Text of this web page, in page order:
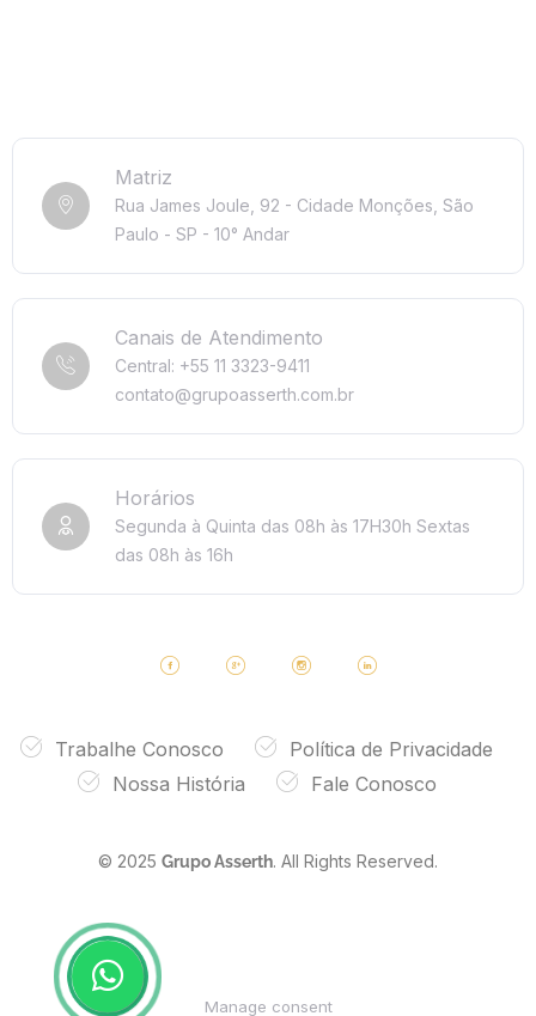
Matriz
Rua James Joule, 92 - Cidade Monções, São
Paulo - SP - 10° Andar
Canais de Atendimento
Central: +55 11 3323-9411
contato@grupoasserth.com.br
Horários
Segunda à Quinta das 08h às 17H30h Sextas
das 08h às 16h
Trabalhe Conosco
Política de Privacidade
Nossa História
Fale Conosco
© 2025 Grupo Asserth. All Rights Reserved.
Manage consent